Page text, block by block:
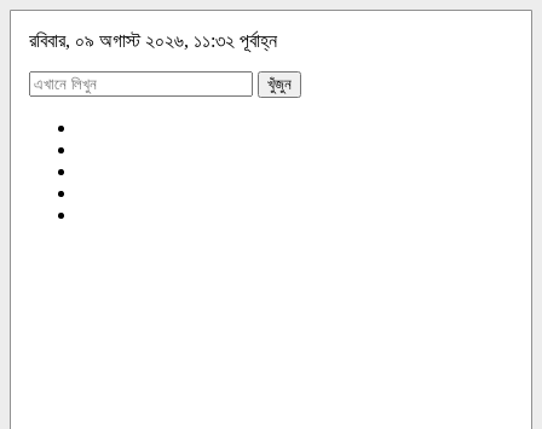
রবিবার, ০৯ অগাস্ট ২০২৬, ১১:৩২ পূর্বাহ্ন
খুঁজুন